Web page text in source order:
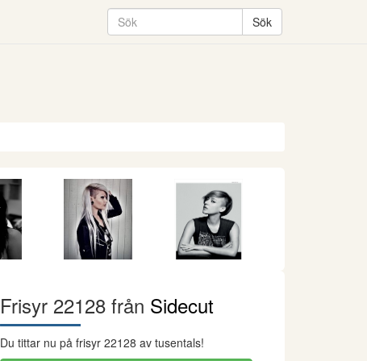
Frisyr 22128 från Sidecut
Du tittar nu på frisyr 22128 av tusentals!